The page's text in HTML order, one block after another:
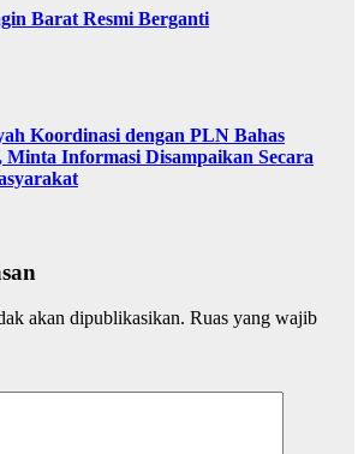
Barat Resmi Berganti
Koordinasi dengan PLN Bahas
Informasi Disampaikan Secara
akan dipublikasikan. Ruas yang wajib